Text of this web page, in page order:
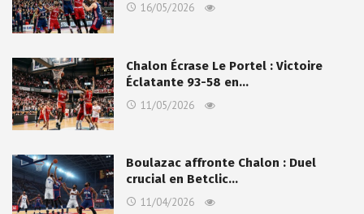
16/05/2026
Chalon Écrase Le Portel : Victoire
Éclatante 93-58 en…
11/05/2026
Boulazac affronte Chalon : Duel
crucial en Betclic…
11/04/2026